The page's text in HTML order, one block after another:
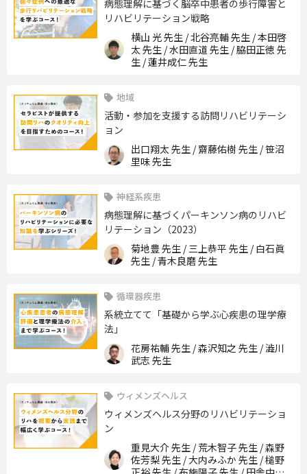
病態理解に基づく脳卒中患者の歩⾏障害と
リハビリテーション戦略
横山 光 先生 / 北谷亮輔 先生 / 本田啓
太 先生 / 水田直道 先生 / 脇田正徳 先
生 / 蓮井成仁 先生
地域
活動・参加を支援する訪問リハビリテーシ
ョン
出口翔太 先生 / 齋藤佑樹 先生 / 笹沼
里味 先生
神経系疾患
病態理解に基づくパーキンソン病のリハビ
リテーション（2023）
菊地豊 先生 / 三上恭平 先生 / 白石眞
先生 / 青木良磨 先生
循環器疾患
系統立てて「基礎から学ぶ心疾患の理学療
法」
花房祐輔 先生 / 森沢知之 先生 / 澁川
武志 先生
ウィメンズヘルス
ウィメンズヘルス分野のリハビリテーショ
ン
重見大介 先生 / 荒木智子 先生 / 森野
佐芳梨 先生 / 大内みふか 先生 / 槌野